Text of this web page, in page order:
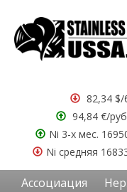
82,34 $/
94,84 €/
Ni 3-х мес.
Ni средняя
Ассоциация